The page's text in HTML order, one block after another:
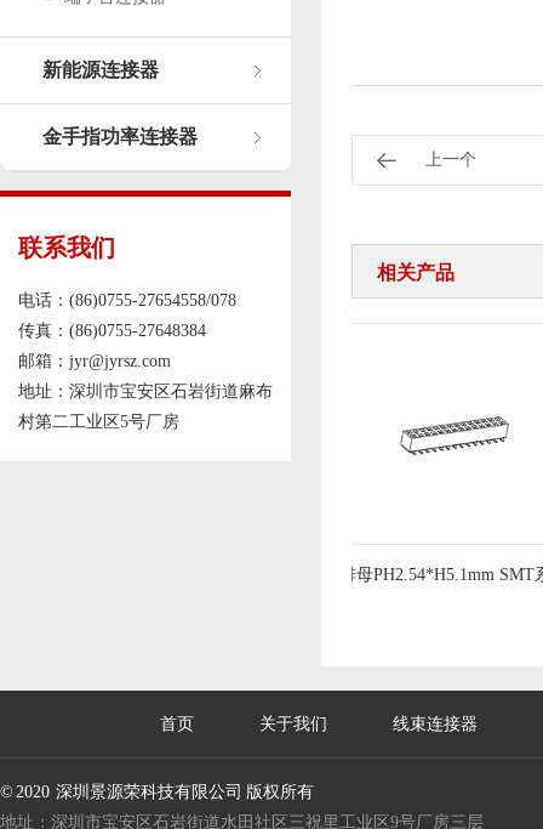
新能源连接器
金手指功率连接器
联系我们
电话：(86)0755-27654558/078
传真：(86)0755-27648384
邮箱：jyr@jyrsz.com
地址：深圳市宝安区石岩街道麻布
村第二工业区5号厂房
上一个
相关产品
排母PH2.54*H5.1mm SMT系
首页 关于我们 线束连接器
© 2020 深圳景源荣科技有限公司 版权所有
地址：深圳市宝安区石岩街道水田社区三祝里工业区9号厂房三层